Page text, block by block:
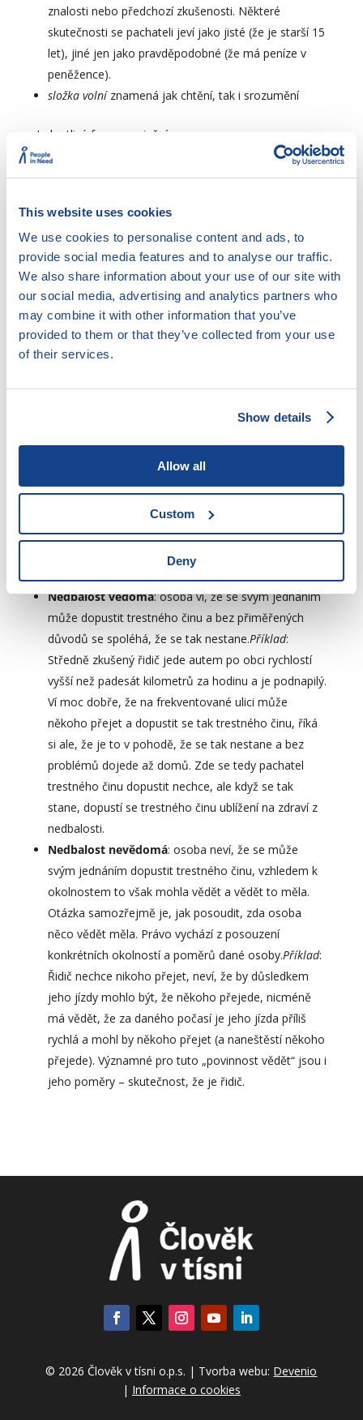
This website uses cookies
We use cookies to personalise content and ads, to
provide social media features and to analyse our traffic.
We also share information about your use of our site with
our social media, advertising and analytics partners who
may combine it with other information that you’ve
provided to them or that they’ve collected from your use
of their services.
Show details
Allow all
Custom
Deny
znalosti nebo předchozí zkušenosti. Některé
skutečnosti se pachateli jeví jako jisté (že je starší 15
let), jiné jen jako pravděpodobné (že má peníze v
peněžence).
složka volníznamená jak chtění, tak i srozumění
Jednotlivé formy zavinění:
Úmysl přímý
: osoba ví, že svým jednáním se může
dopustit trestného činu a v podstatě se trestného
půjde okolo něj jeho soused po chodníku, aby se
náhle rozjel a souseda nárazem o kapotu usmrtil,
protože mu chodí za manželkou. Pachatel ví, že se
tak dopustí vraždy a vraždy se skutečně dopustit
chce.
Úmysl nepřímý : osoba ví, že se svým jednáním
může dopustit trestného činu a je s tím srozuměna.
jednáním dopustí trestného činu nebo ne.Příklad:
Je mu jasné, že je soused zraněn a v ohrožení
života, ale je mu jedno, jestli umře nebo ne. Úmysl
nepřímý se od přímého liší v tom, že pachatelův
vztah k následku svého jednání není tak jasný. Úmysl
nepřímý je považován za méně intenzivní formu
zavinění než úmysl přímý. Z praktického hlediska ale
Nedbalost vědomá: osoba ví, že se svým jednáním
může dopustit trestného činu a bez přiměřených
důvodů se spoléhá, že se tak nestane.Příklad:
Středně zkušený řidič jede autem po obci rychlostí
vyšší než padesát kilometrů za hodinu a je podnapilý.
Ví moc dobře, že na frekventované ulici může
někoho přejet a dopustit se tak trestného činu, říká
si ale, že je to v pohodě, že se tak nestane a bez
problémů dojede až domů. Zde se tedy pachatel
trestného činu dopustit nechce, ale když se tak
stane, dopustí se trestného činu ublížení na zdraví z
nedbalosti.
Nedbalost nevědomá: osoba neví, že se může
svým jednáním dopustit trestného činu, vzhledem k
okolnostem to však mohla vědět a vědět to měla.
Otázka samozřejmě je, jak posoudit, zda osoba
něco vědět měla. Právo vychází z posouzení
konkrétních okolností a poměrů dané osoby.Příklad:
Řidič nechce nikoho přejet, neví, že by důsledkem
jeho jízdy mohlo být, že někoho přejede, nicméně
má vědět, že za daného počasí je jeho jízda příliš
rychlá a mohl by někoho přejet (a naneštěstí někoho
přejede). Významné pro tuto „povinnost vědět“ jsou i
jeho poměry – skutečnost, že je řidič.
© 2026 Člověk v tísni o.p.s. | Tvorba webu: Devenio
| Informace o cookies